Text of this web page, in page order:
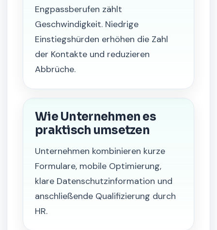
Engpassberufen zählt
Geschwindigkeit. Niedrige
Einstiegshürden erhöhen die Zahl
der Kontakte und reduzieren
Abbrüche.
Wie Unternehmen es
praktisch umsetzen
Unternehmen kombinieren kurze
Formulare, mobile Optimierung,
klare Datenschutzinformation und
anschließende Qualifizierung durch
HR.